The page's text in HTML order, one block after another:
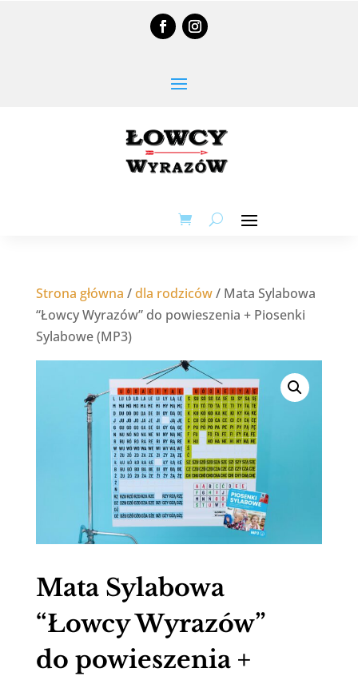
Strona główna /dla rodziców/ Mata Sylabowa
“Łowcy Wyrazów” do powieszenia + Piosenki
Sylabowe (MP3)
Mata Sylabowa
“Łowcy Wyrazów”
do powieszenia +